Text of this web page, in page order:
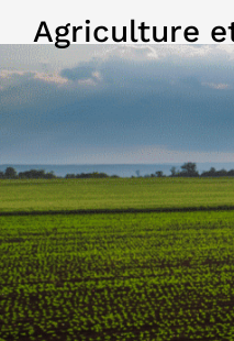
Agriculture